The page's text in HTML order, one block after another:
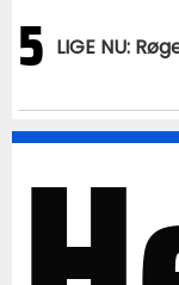
5 LIGE NU: